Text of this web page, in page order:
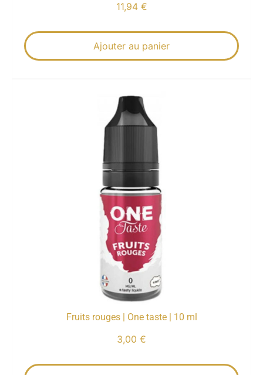
11,94 €
Ajouter au panier
Fruits rouges | One taste | 10 ml
3,00 €